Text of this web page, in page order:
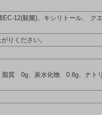
12(殺菌)、キシリトール、 ク
りください。
質 0g、炭水化物 0.8g、ナト